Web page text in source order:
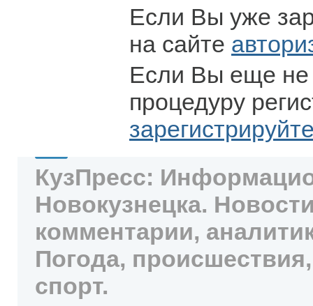
Если Вы уже
на сайте
Если Вы еще не
процедуру
КузПресс:
Новокузнецка.
комментарии,
Погода,
спорт.